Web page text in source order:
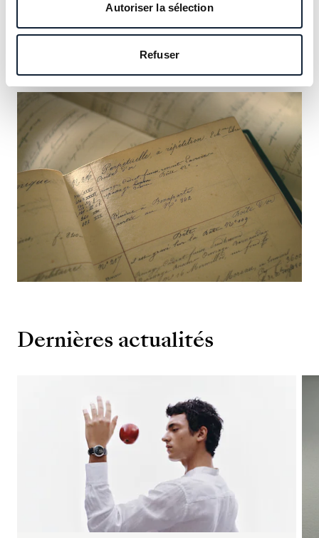
Autoriser la sélection
Refuser
notre héritage et saisissez l’occasion d’y inscrire le vôtre.
Dernières actualités